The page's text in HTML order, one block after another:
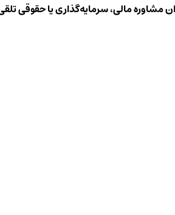
مشاوره مالی، سرمایه‌گذاری یا حقوقی